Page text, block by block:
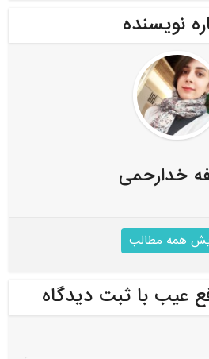
نویسنده
خدارحمی
همه مطالب
عیب با ثبت دیدگاه